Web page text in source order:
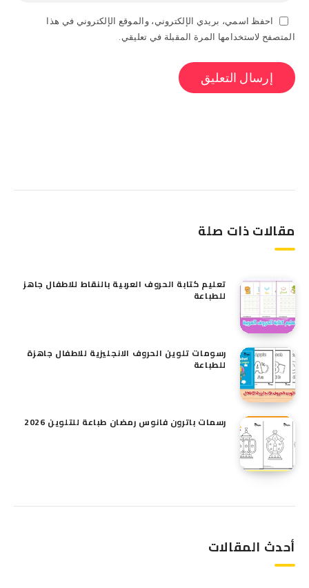
احفظ اسمي، بريدي الإلكتروني، والموقع الإلكتروني في هذا
المتصفح لاستخدامها المرة المقبلة في تعليقي.
مقالات ذات صلة
تعليم كتابة الحروف العربية بالنقاط للاطفال جاهز
للطباعة
رسومات تلوين الحروف الانجليزية للاطفال​ جاهزة
للطباعة
رسمات باترون فانوس رمضان طباعة للتلوين 2026
أحدث المقالات